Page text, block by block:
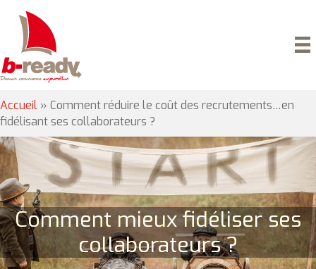
Accueil » Comment réduire le coût des recrutements…en
fidélisant ses collaborateurs ?
Comment mieux fidéliser ses
collaborateurs ?